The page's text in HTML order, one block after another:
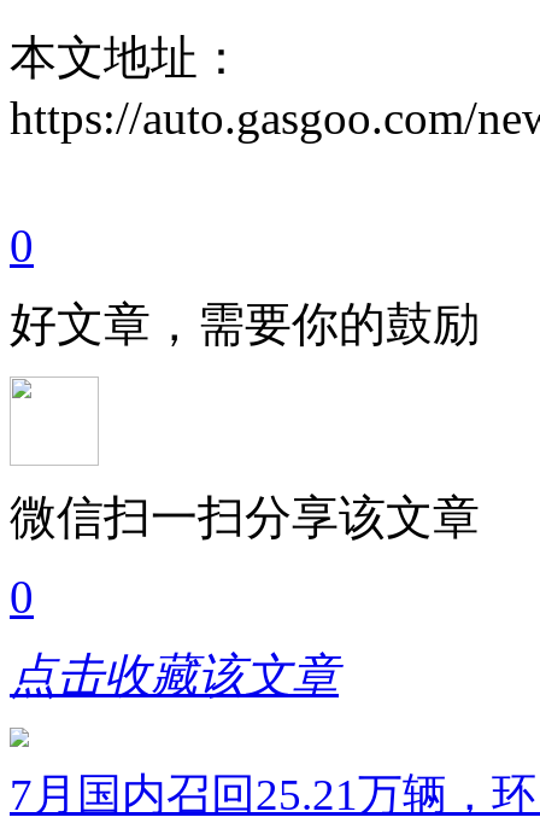
本文地址：
https://auto.gasgoo.com/
0
好文章，需要你的鼓励
微信扫一扫分享该文章
0
点击收藏该文章
7月国内召回25.21万辆，